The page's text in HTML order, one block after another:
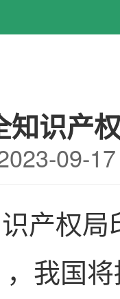
知识产
09-
产权
我国